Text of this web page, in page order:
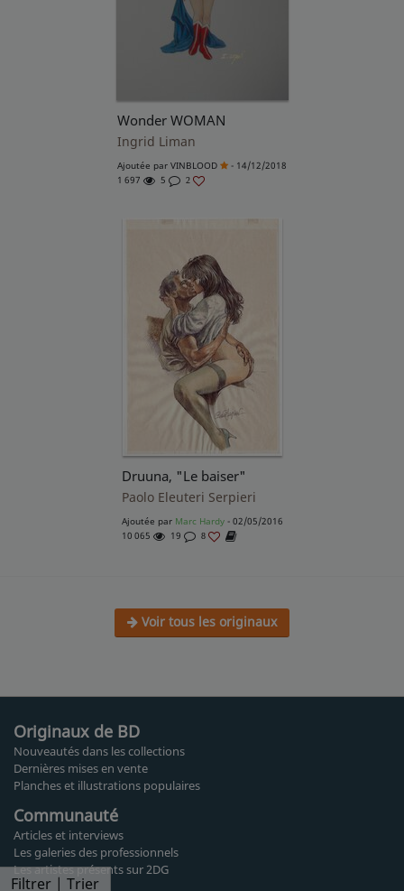
Filtrer | Trier
Wonder WOMAN
Ingrid Liman
Ajoutée par VINBLOOD
- 14/12/2018
1 697
5 2
Druuna, "Le baiser"
Paolo Eleuteri Serpieri
Ajoutée par Marc Hardy- 02/05/2016
10 065
19 8
Voir tous les originaux
Originaux de BD
Nouveautés dans les collections
Dernières mises en vente
Planches et illustrations populaires
Communauté
Articles et interviews
Les galeries des professionnels
Les artistes présents sur 2DG